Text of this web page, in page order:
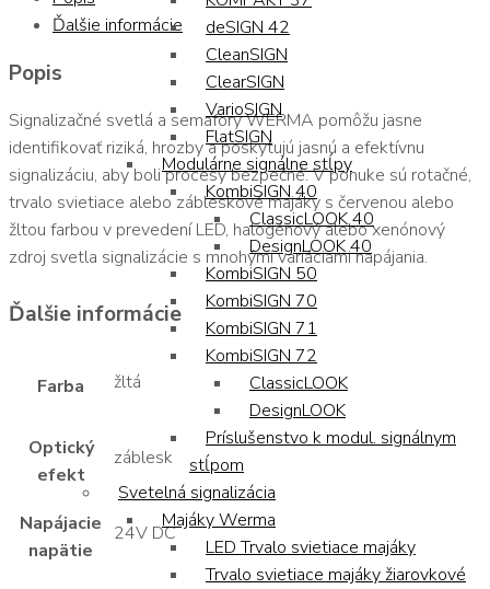
deSIGN 42
CleanSIGN
ClearSIGN
VarioSIGN
FlatSIGN
Modulárne signálne stĺpy
KombiSIGN 40
ClassicLOOK 40
DesignLOOK 40
KombiSIGN 50
KombiSIGN 70
KombiSIGN 71
KombiSIGN 72
ClassicLOOK
DesignLOOK
Príslušenstvo k modul. signálnym
stĺpom
Svetelná signalizácia
Majáky Werma
LED Trvalo svietiace majáky
Trvalo svietiace majáky žiarovkové
Ďalšie informácie
Popis
Signalizačné svetlá a semafory WERMA pomôžu jasne
identifikovať riziká, hrozby a poskytujú jasnú a efektívnu
signalizáciu, aby boli procesy bezpečné. V ponuke sú rotačné,
trvalo svietiace alebo zábleskové majáky s červenou alebo
žltou farbou v prevedení LED, halogénový alebo xenónový
zdroj svetla signalizácie s mnohými variáciami napájania.
Ďalšie informácie
Farba žltá
Optický
efekt
záblesk
Napájacie
napätie
24V DC